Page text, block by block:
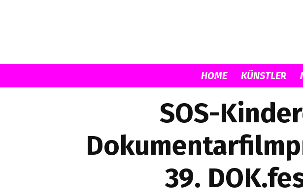
HOME KÜNSTLER
SOS-
39.